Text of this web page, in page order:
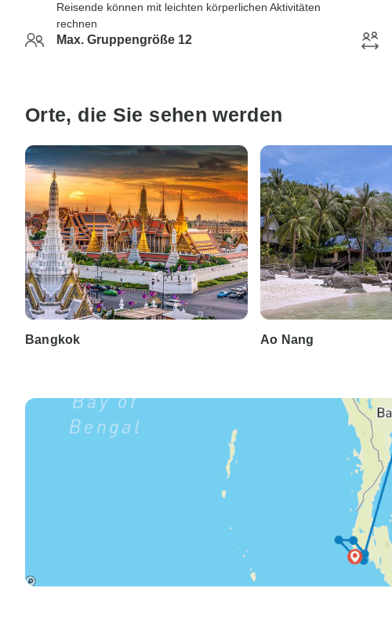
Reisende können mit leichten körperlichen Aktivitäten
rechnen
Max. Gruppengröße 12
Orte, die Sie sehen werden
Bangkok Ao Nang